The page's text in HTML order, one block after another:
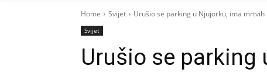
Home Svijet Urušio se parking u Njujorku, ima mrtvih
Svijet
Urušio se parking